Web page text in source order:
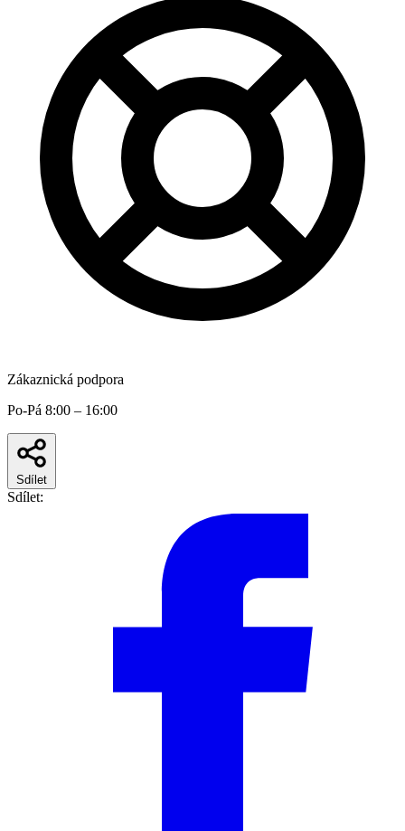
Zákaznická podpora
Po-Pá 8:00 – 16:00
Sdílet
Sdílet: